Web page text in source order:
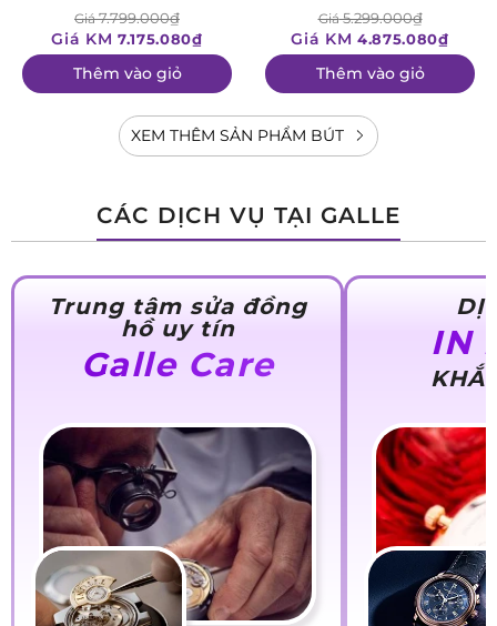
Giá7.799.000₫
Giá KM 7.175.080₫
Thêm vào giỏ
Giá5.299.000₫
Giá KM 4.875.080₫
Thêm vào giỏ
XEM THÊM SẢN PHẨM BÚT
CÁC DỊCH VỤ TẠI GALLE
Trung tâm sửa đồng
hồ uy tín
Galle Care
IN